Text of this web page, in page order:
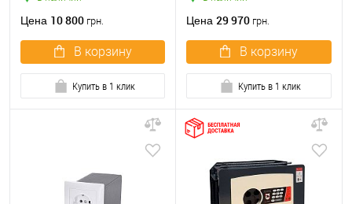
Цена 10 800 грн.
В корзину
Купить в 1 клик
Цена 29 970 грн.
В корзину
Купить в 1 клик